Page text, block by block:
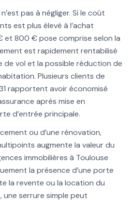
pas à négliger. Si le coût
est plus élevé à l’achat
800 € pose comprise selon la
est rapidement rentabilisé
de vol et la possible réduction de
Plusieurs clients de
rapportent avoir économisé
après mise en
d’entrée principale.
ou d’une rénovation,
augmente la valeur du
immobilières à Toulouse
la présence d’une porte
la revente ou la location du
serrure simple peut